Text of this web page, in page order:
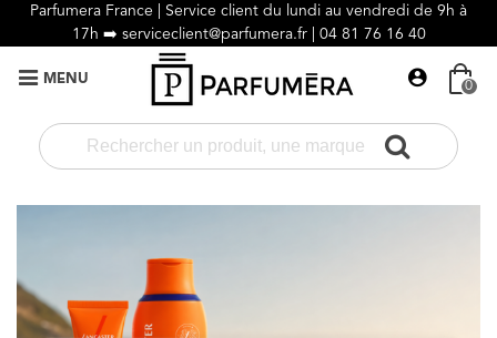
Parfumera France | Service client du lundi au vendredi de 9h à
17h ➡️ serviceclient@parfumera.fr | 04 81 76 16 40
MENU 0